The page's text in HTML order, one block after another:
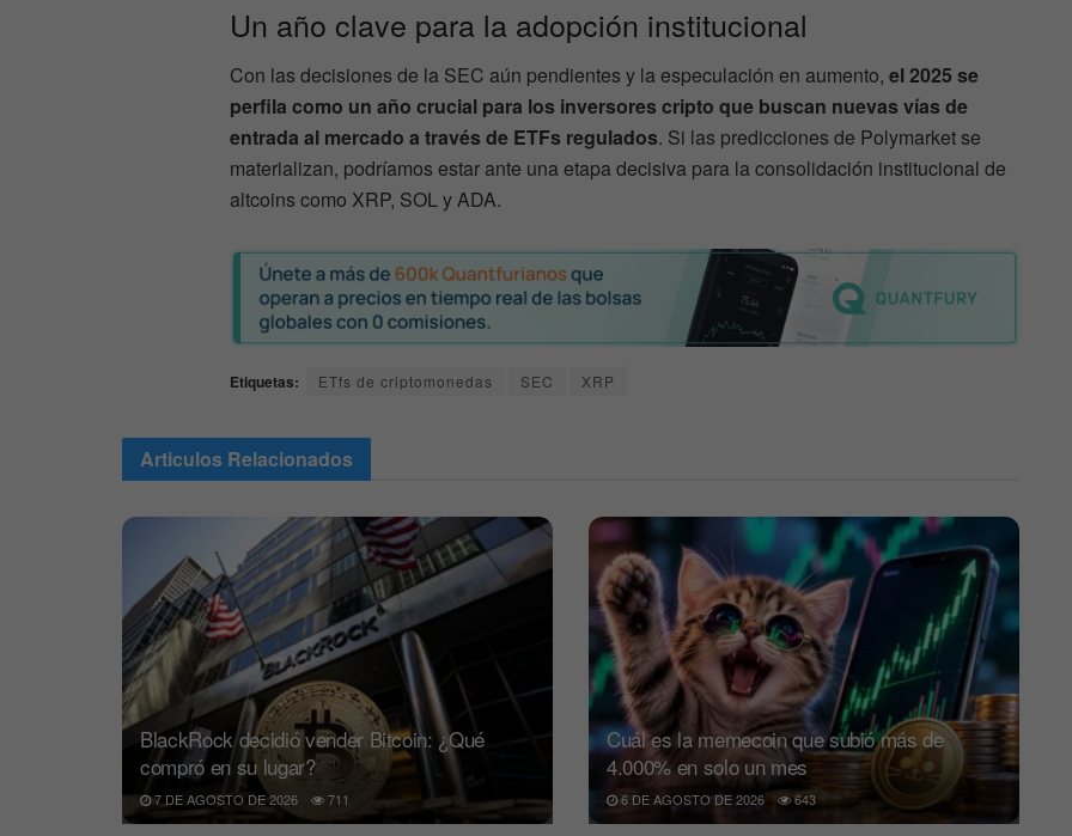
Un año clave para la adopción institucional
Con las decisiones de la SEC aún pendientes y la especulación en aumento, el 2025 se
perfila como un año crucial para los inversores cripto que buscan nuevas vías de
entrada al mercado a través de ETFs regulados. Si las predicciones de Polymarket se
materializan, podríamos estar ante una etapa decisiva para la consolidación institucional de
altcoins como XRP, SOL y ADA.
Etiquetas: ETfs de criptomonedas SEC XRP
Articulos Relacionados
BlackRock decidió vender Bitcoin: ¿Qué
compró en su lugar?
7 DE AGOSTO DE 2026 711
Cuál es la memecoin que subió más de
4.000% en solo un mes
6 DE AGOSTO DE 2026 643